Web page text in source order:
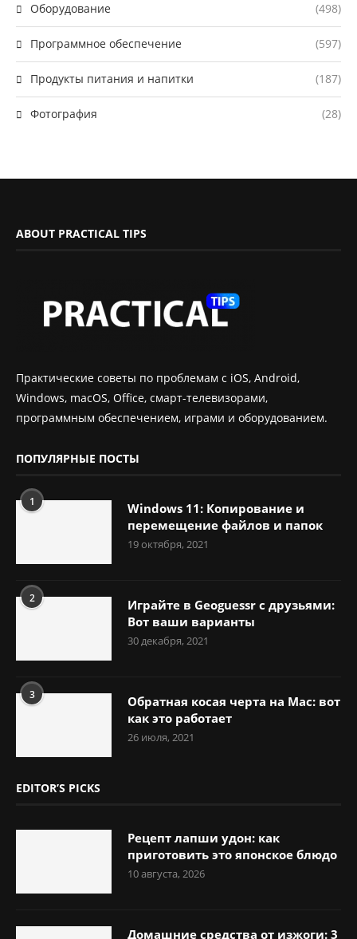
Оборудование (498)
Программное обеспечение (597)
Продукты питания и напитки (187)
Фотография (28)
ABOUT PRACTICAL TIPS
Практические советы по проблемам с iOS, Android,
Windows, macOS, Office, смарт-телевизорами,
программным обеспечением, играми и оборудованием.
ПОПУЛЯРНЫЕ ПОСТЫ
1
Windows 11: Копирование и
перемещение файлов и папок
19 октября, 2021
2
Играйте в Geoguessr с друзьями:
Вот ваши варианты
30 декабря, 2021
3
Обратная косая черта на Mac: вот
как это работает
26 июля, 2021
EDITOR’S PICKS
Рецепт лапши удон: как
приготовить это японское блюдо
10 августа, 2026
Домашние средства от изжоги: 3